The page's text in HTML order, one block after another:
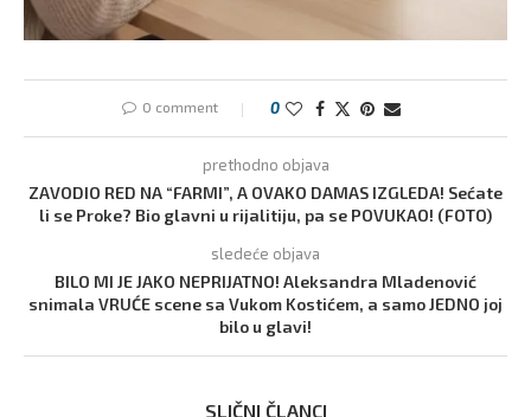
0 comment 0
prethodno objava
ZAVODIO RED NA “FARMI”, A OVAKO DAMAS IZGLEDA! Sećate
li se Proke? Bio glavni u rijalitiju, pa se POVUKAO! (FOTO)
sledeće objava
BILO MI JE JAKO NEPRIJATNO! Aleksandra Mladenović
snimala VRUĆE scene sa Vukom Kostićem, a samo JEDNO joj
bilo u glavi!
SLIČNI ČLANCI